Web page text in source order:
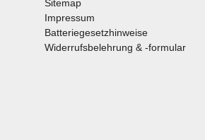
Sitemap
Impressum
Batteriegesetzhinweise
Widerrufsbelehrung & -formular